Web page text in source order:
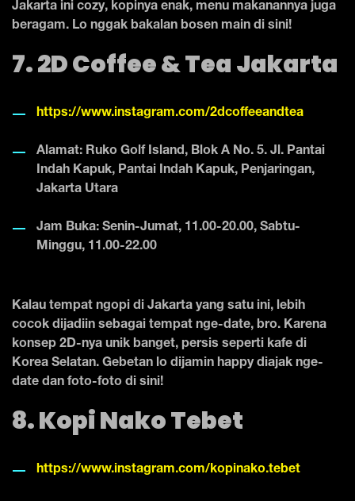
Jakarta ini cozy, kopinya enak, menu makanannya juga
beragam. Lo nggak bakalan bosen main di sini!
7. 2D Coffee & Tea Jakarta
https://www.instagram.com/2dcoffeeandtea
Alamat: Ruko Golf Island, Blok A No. 5. Jl. Pantai
Indah Kapuk, Pantai Indah Kapuk, Penjaringan,
Jakarta Utara
Jam Buka: Senin-Jumat, 11.00-20.00, Sabtu-
Minggu, 11.00-22.00
Kalau tempat ngopi di Jakarta yang satu ini, lebih
cocok dijadiin sebagai tempat nge-date, bro. Karena
konsep 2D-nya unik banget, persis seperti kafe di
Korea Selatan. Gebetan lo dijamin happy diajak nge-
date dan foto-foto di sini!
8. Kopi Nako Tebet
https://www.instagram.com/kopinako.tebet